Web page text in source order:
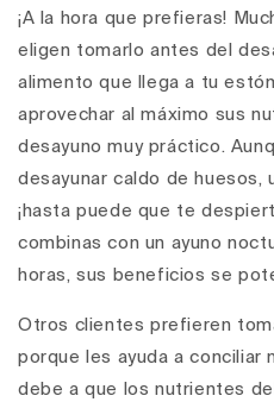
¡A la hora que prefieras!
eligen tomarlo antes del
alimento que llega a tu
aprovechar al máximo sus
desayuno muy práctico.
desayunar caldo de huesos,
¡hasta puede que te
combinas con un ayuno
horas, sus beneficios se
Otros clientes prefieren
porque les ayuda a conciliar
debe a que los nutrientes